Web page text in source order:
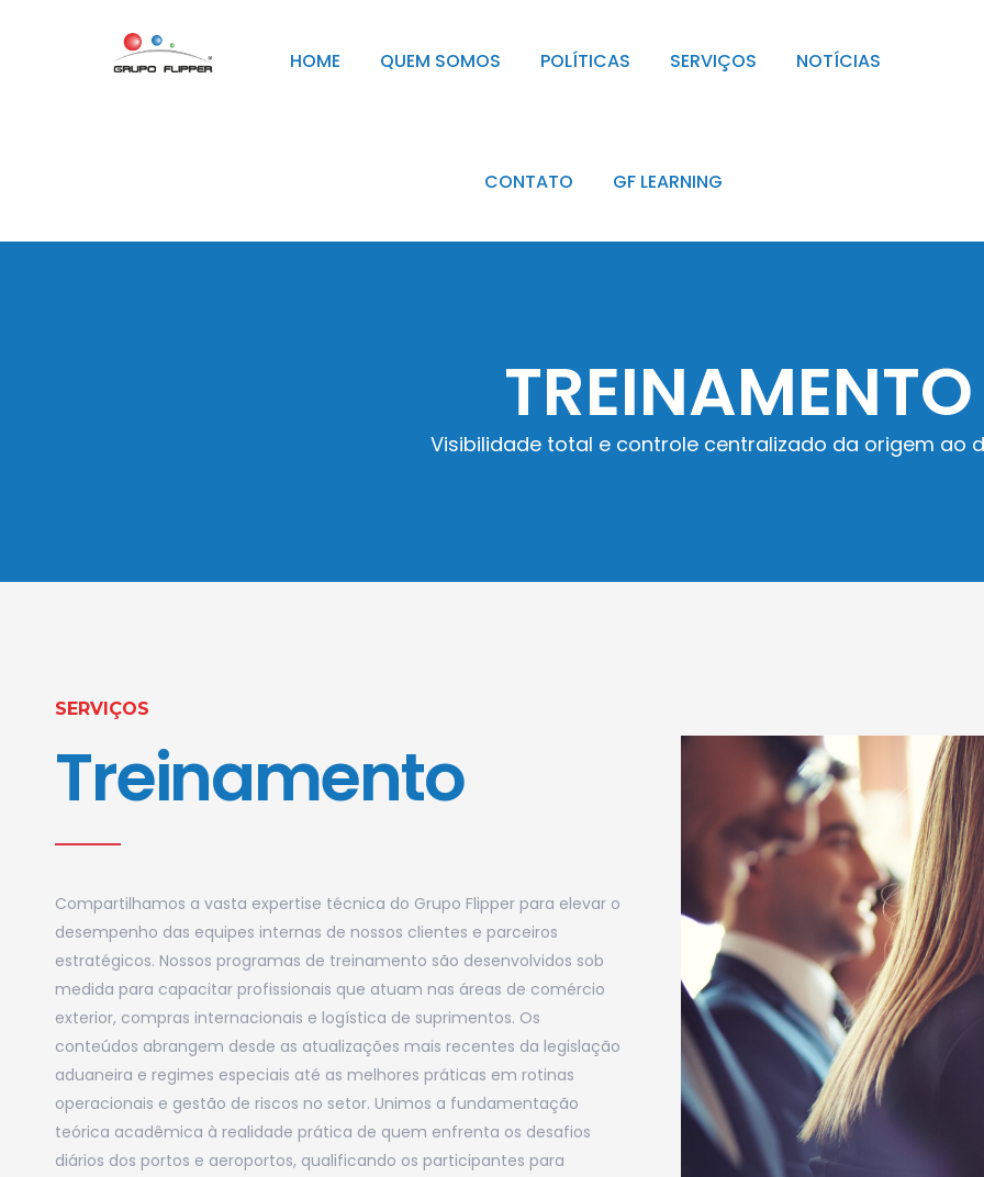
HOME QUEM SOMOS POLÍTICAS SERVIÇOS NOTÍCIAS
CONTATO GF LEARNING
TREINAMENTO
Visibilidade total e controle centralizado da origem ao
SERVIÇOS
Treinamento
Compartilhamos a vasta expertise técnica do Grupo Flipper para elevar o
desempenho das equipes internas de nossos clientes e parceiros
estratégicos. Nossos programas de treinamento são desenvolvidos sob
medida para capacitar profissionais que atuam nas áreas de comércio
exterior, compras internacionais e logística de suprimentos. Os
conteúdos abrangem desde as atualizações mais recentes da legislação
aduaneira e regimes especiais até as melhores práticas em rotinas
operacionais e gestão de riscos no setor. Unimos a fundamentação
teórica acadêmica à realidade prática de quem enfrenta os desafios
diários dos portos e aeroportos, qualificando os participantes para